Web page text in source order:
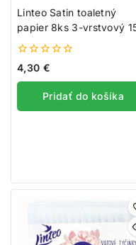
Linteo Satin toaletný
papier 8ks 3-vrstvový
0
5
4,30 €
Pridať do košíka
Zaregistrujte sa ešte
bonus 200 bodov.
1 bod do vášho